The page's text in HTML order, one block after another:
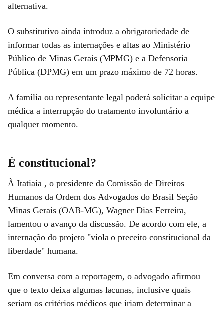
alternativa.
O substitutivo ainda introduz a obrigatoriedade de
informar todas as internações e altas ao Ministério
Público de Minas Gerais (MPMG) e a Defensoria
Pública (DPMG) em um prazo máximo de 72 horas.
A família ou representante legal poderá solicitar a equipe
médica a interrupção do tratamento involuntário a
qualquer momento.
É constitucional?
À Itatiaia , o presidente da Comissão de Direitos
Humanos da Ordem dos Advogados do Brasil Seção
Minas Gerais (OAB-MG), Wagner Dias Ferreira,
lamentou o avanço da discussão. De acordo com ele, a
internação do projeto "viola o preceito constitucional da
liberdade" humana.
Em conversa com a reportagem, o advogado afirmou
que o texto deixa algumas lacunas, inclusive quais
seriam os critérios médicos que iriam determinar a